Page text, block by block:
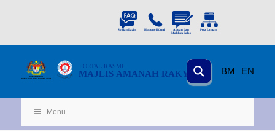
BM EN
MAJLIS AMANAH RAKYAT
PORTAL RASMI
KEMENTERIAN
KEMAJUAN DESA DAN WILA YAH
Menu